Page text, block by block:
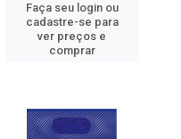
Faça seu login ou
cadastre-se para
ver preços e
comprar